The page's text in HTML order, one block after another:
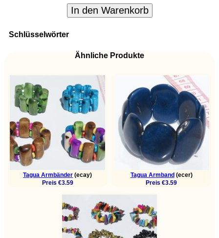
In den Warenkorb
Schlüsselwörter
Ähnliche Produkte
Tagua Armbänder (ecay)
Preis €3.59
Tagua Armband (ecer)
Preis €3.59